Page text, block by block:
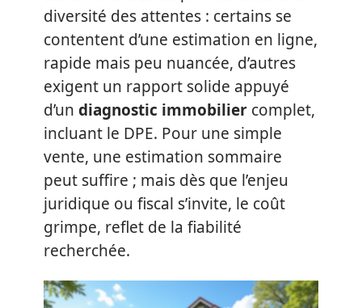
diversité des attentes : certains se
contentent d’une estimation en ligne,
rapide mais peu nuancée, d’autres
exigent un rapport solide appuyé
d’un diagnostic immobilier complet,
incluant le DPE. Pour une simple
vente, une estimation sommaire
peut suffire ; mais dès que l’enjeu
juridique ou fiscal s’invite, le coût
grimpe, reflet de la fiabilité
recherchée.